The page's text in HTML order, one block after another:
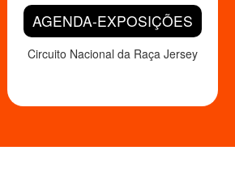
AGENDA-EXPOSIÇÕES
Circuito Nacional da Raça Jersey